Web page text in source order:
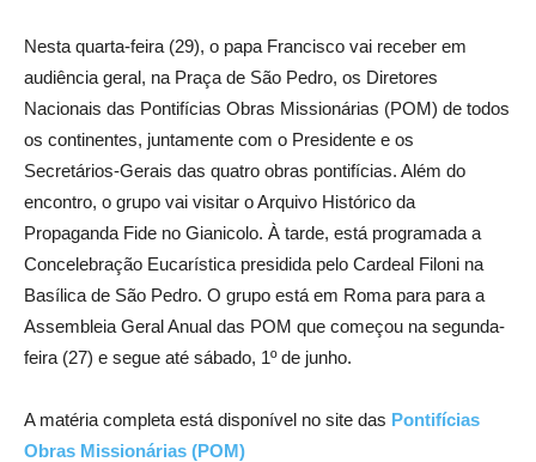
Nesta quarta-feira (29), o papa Francisco vai receber em
audiência geral, na Praça de São Pedro, os Diretores
Nacionais das Pontifícias Obras Missionárias (POM) de todos
os continentes, juntamente com o Presidente e os
Secretários-Gerais das quatro obras pontifícias. Além do
encontro, o grupo vai visitar o Arquivo Histórico da
Propaganda Fide no Gianicolo. À tarde, está programada a
Concelebração Eucarística presidida pelo Cardeal Filoni na
Basílica de São Pedro. O grupo está em Roma para para a
Assembleia Geral Anual das POM que começou na segunda-
feira (27) e segue até sábado, 1º de junho.
A matéria completa está disponível no site das Pontifícias
Obras Missionárias (POM)